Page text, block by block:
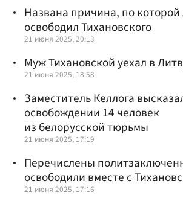
Названа причина, по
освободил Тихановского
21 июня 2025, 20:13
Муж Тихановской уехал в
21 июня 2025, 18:58
Заместитель Келлога
освобождении 14 человек
из белорусской тюрьмы
21 июня 2025, 17:19
Перечислены
освободили вместе с
21 июня 2025, 17:16